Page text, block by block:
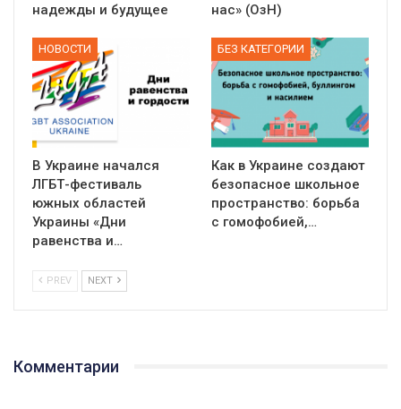
надежды и будущее
нас» (ОзН)
НОВОСТИ
В Украине начался
ЛГБТ-фестиваль
южных областей
Украины «Дни
равенства и…
БЕЗ КАТЕГОРИИ
Как в Украине создают
безопасное школьное
пространство: борьба
с гомофобией,…
PREV NEXT
Комментарии